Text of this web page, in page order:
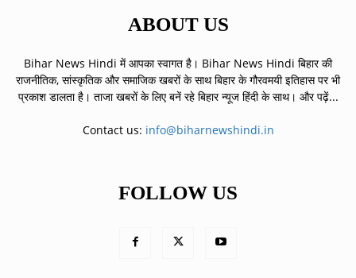
ABOUT US
Bihar News Hindi में आपका स्वागत है। Bihar News Hindi बिहार की
राजनीतिक, सांस्कृतिक और समाजिक खबरों के साथ बिहार के गौरवमयी इतिहास पर भी
प्रकाश डालता है। ताजा खबरों के लिए बनें रहे बिहार न्यूज हिंदी के साथ। और पढ़ें...
Contact us: info@biharnewshindi.in
FOLLOW US